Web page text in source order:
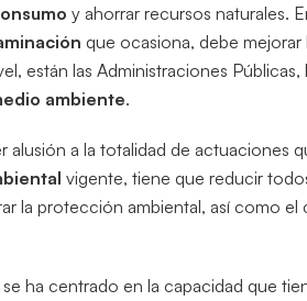
y ahorrar recursos naturales.
que ocasiona, debe mejorar
están las Administraciones Públicas,
ambiente.
alusión a la totalidad de actuaciones
vigente, tiene que reducir
la protección ambiental, así como
ha centrado en la capacidad que